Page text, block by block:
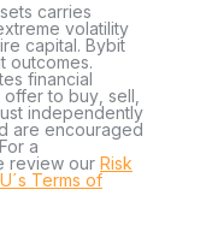
carries
volatility
capital. Bybit
outcomes.
financial
to buy, sell,
independently
are encouraged
a
review our Risk
Terms of